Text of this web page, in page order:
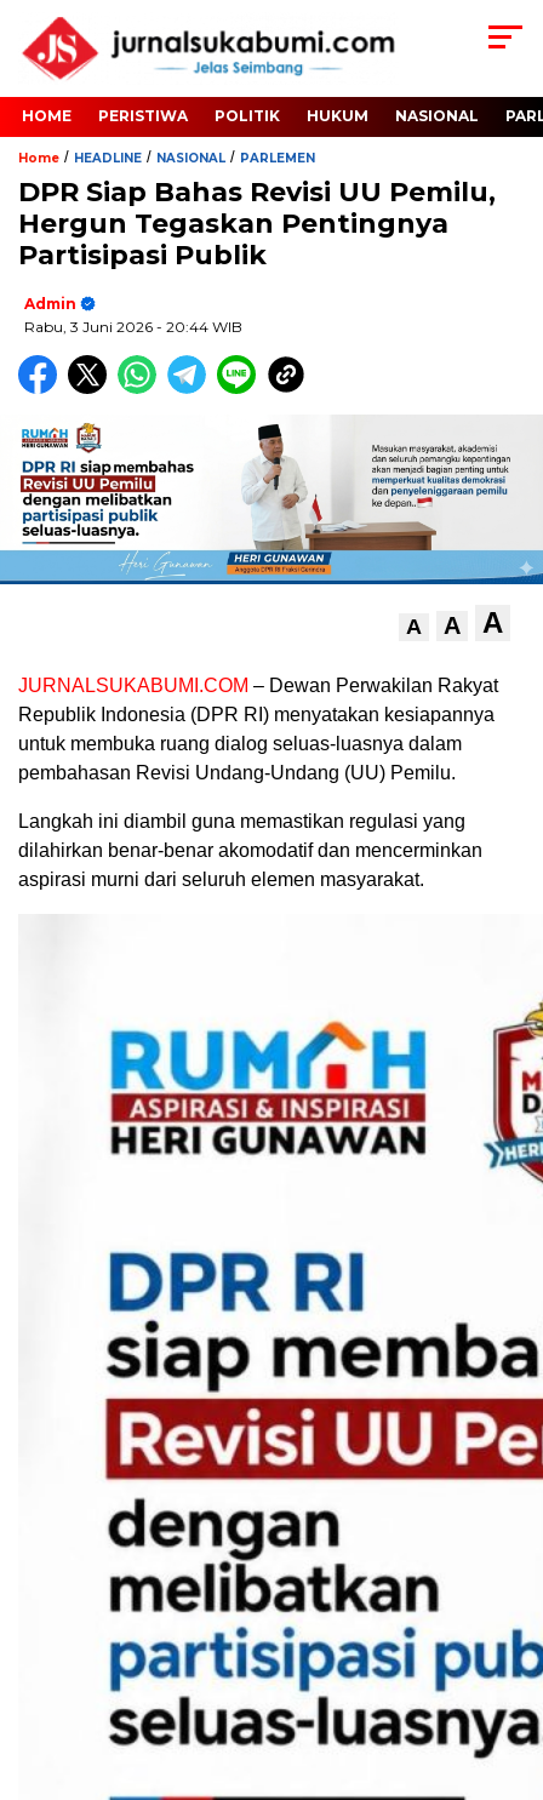
HOME PERISTIWA POLITIK HUKUM NASIONAL
Home / HEADLINE / NASIONAL / PARLEMEN
DPR Siap Bahas Revisi UU Pemilu,
Hergun Tegaskan Pentingnya
Partisipasi Publik
Admin
Rabu, 3 Juni 2026 - 20:44 WIB
A A A
JURNALSUKABUMI.COM – Dewan Perwakilan Rakyat
Republik Indonesia (DPR RI) menyatakan kesiapannya
untuk membuka ruang dialog seluas-luasnya dalam
pembahasan Revisi Undang-Undang (UU) Pemilu.
Langkah ini diambil guna memastikan regulasi yang
dilahirkan benar-benar akomodatif dan mencerminkan
aspirasi murni dari seluruh elemen masyarakat.